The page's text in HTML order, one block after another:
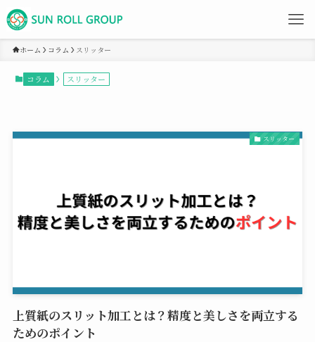
ホーム コラム スリッター
コラム スリッター
スリッター
上質紙のスリット加工とは？精度と美しさを両立する
ためのポイント